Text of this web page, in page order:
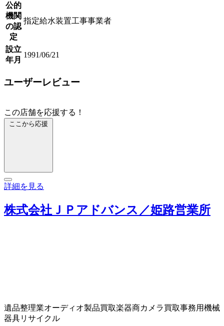
公的
機関
の認
定
指定給水装置工事事業者
設立
年月
1991/06/21
ユーザーレビュー
この店舗を応援する！
ここから応援
詳細を見る
株式会社ＪＰアドバンス／姫路営業所
遺品整理業オーディオ製品買取楽器商カメラ買取事務用機械
器具リサイクル